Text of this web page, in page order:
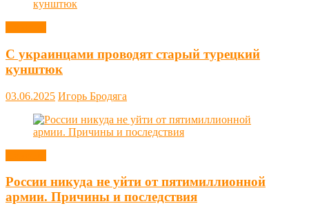
С украинцами проводят старый турецкий
кунштюк
03.06.2025 Игорь Бродяга
России никуда не уйти от пятимиллионной
армии. Причины и последствия